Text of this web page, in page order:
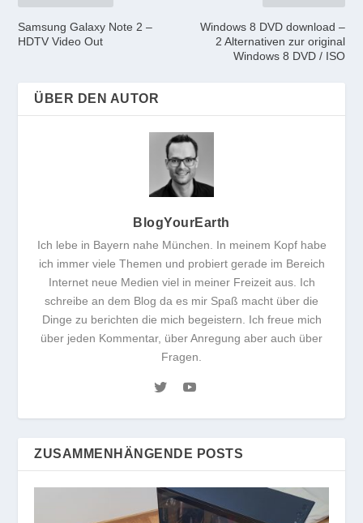
Samsung Galaxy Note 2 –
HDTV Video Out
Windows 8 DVD download –
2 Alternativen zur original
Windows 8 DVD / ISO
ÜBER DEN AUTOR
BlogYourEarth
Ich lebe in Bayern nahe München. In meinem Kopf habe
ich immer viele Themen und probiert gerade im Bereich
Internet neue Medien viel in meiner Freizeit aus. Ich
schreibe an dem Blog da es mir Spaß macht über die
Dinge zu berichten die mich begeistern. Ich freue mich
über jeden Kommentar, über Anregung aber auch über
Fragen.
ZUSAMMENHÄNGENDE POSTS